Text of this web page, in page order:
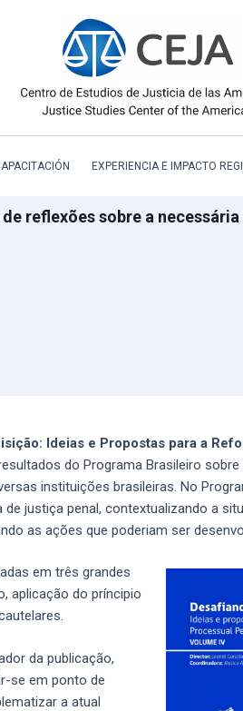
EXPERIENCIA E IMPACTO
reflexões sobre a
Ideias e Propostas para a
do Programa Brasileiro
instituições brasileiras. No
justiça penal, contextualizando a
as ações que poderiam ser
em três grandes
aplicação do príncipio
da publicação,
se em ponto de
a atual